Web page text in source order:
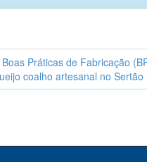
Práticas de Fabricação
coalho artesanal no Sertão